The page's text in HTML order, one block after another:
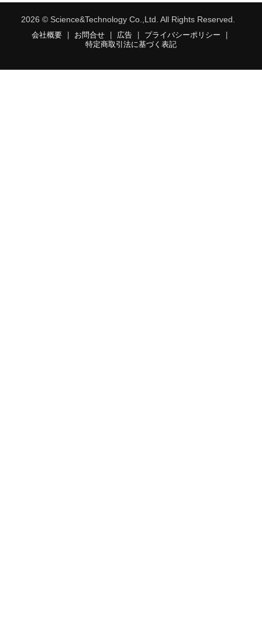
2026 © Science&Technology Co.,Ltd. All Rights Reserved.
会社概要 お問合せ 広告 プライバシーポリシー
特定商取引法に基づく表記